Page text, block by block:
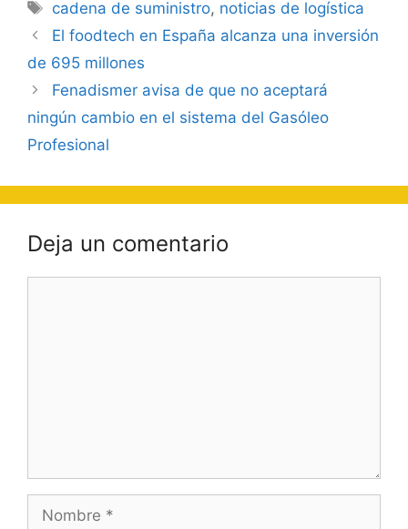
Etiquetas
cadena de suministro, noticias de logística
Navegación
de
El foodtech en España alcanza una inversión
de 695 millones
Fenadismer avisa de que no aceptará
ningún cambio en el sistema del Gasóleo
Profesional
Deja un comentario
Nombre